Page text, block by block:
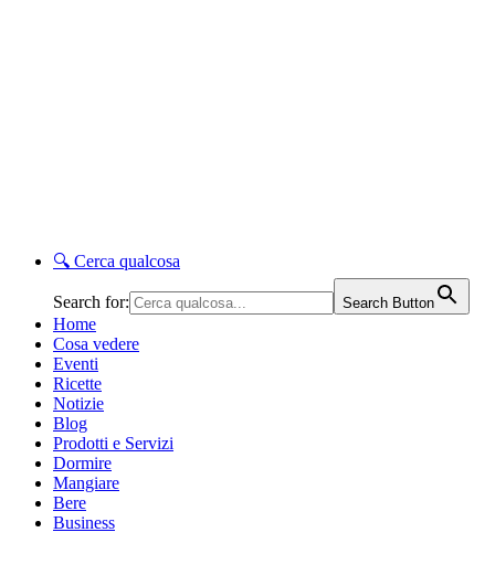
🔍 Cerca qualcosa
Search for: Search Button
Home
Cosa vedere
Eventi
Ricette
Notizie
Blog
Prodotti e Servizi
Dormire
Mangiare
Bere
Business